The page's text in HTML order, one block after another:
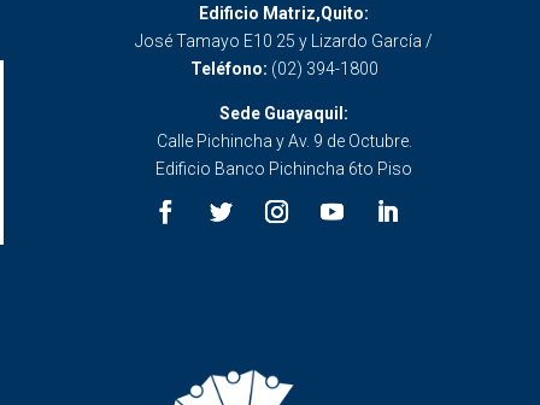
Edificio Matriz,Quito:
José Tamayo E10 25 y Lizardo García /
Teléfono: (02) 394-1800
Sede Guayaquil:
Calle Pichincha y Av. 9 de Octubre.
Edificio Banco Pichincha 6to Piso